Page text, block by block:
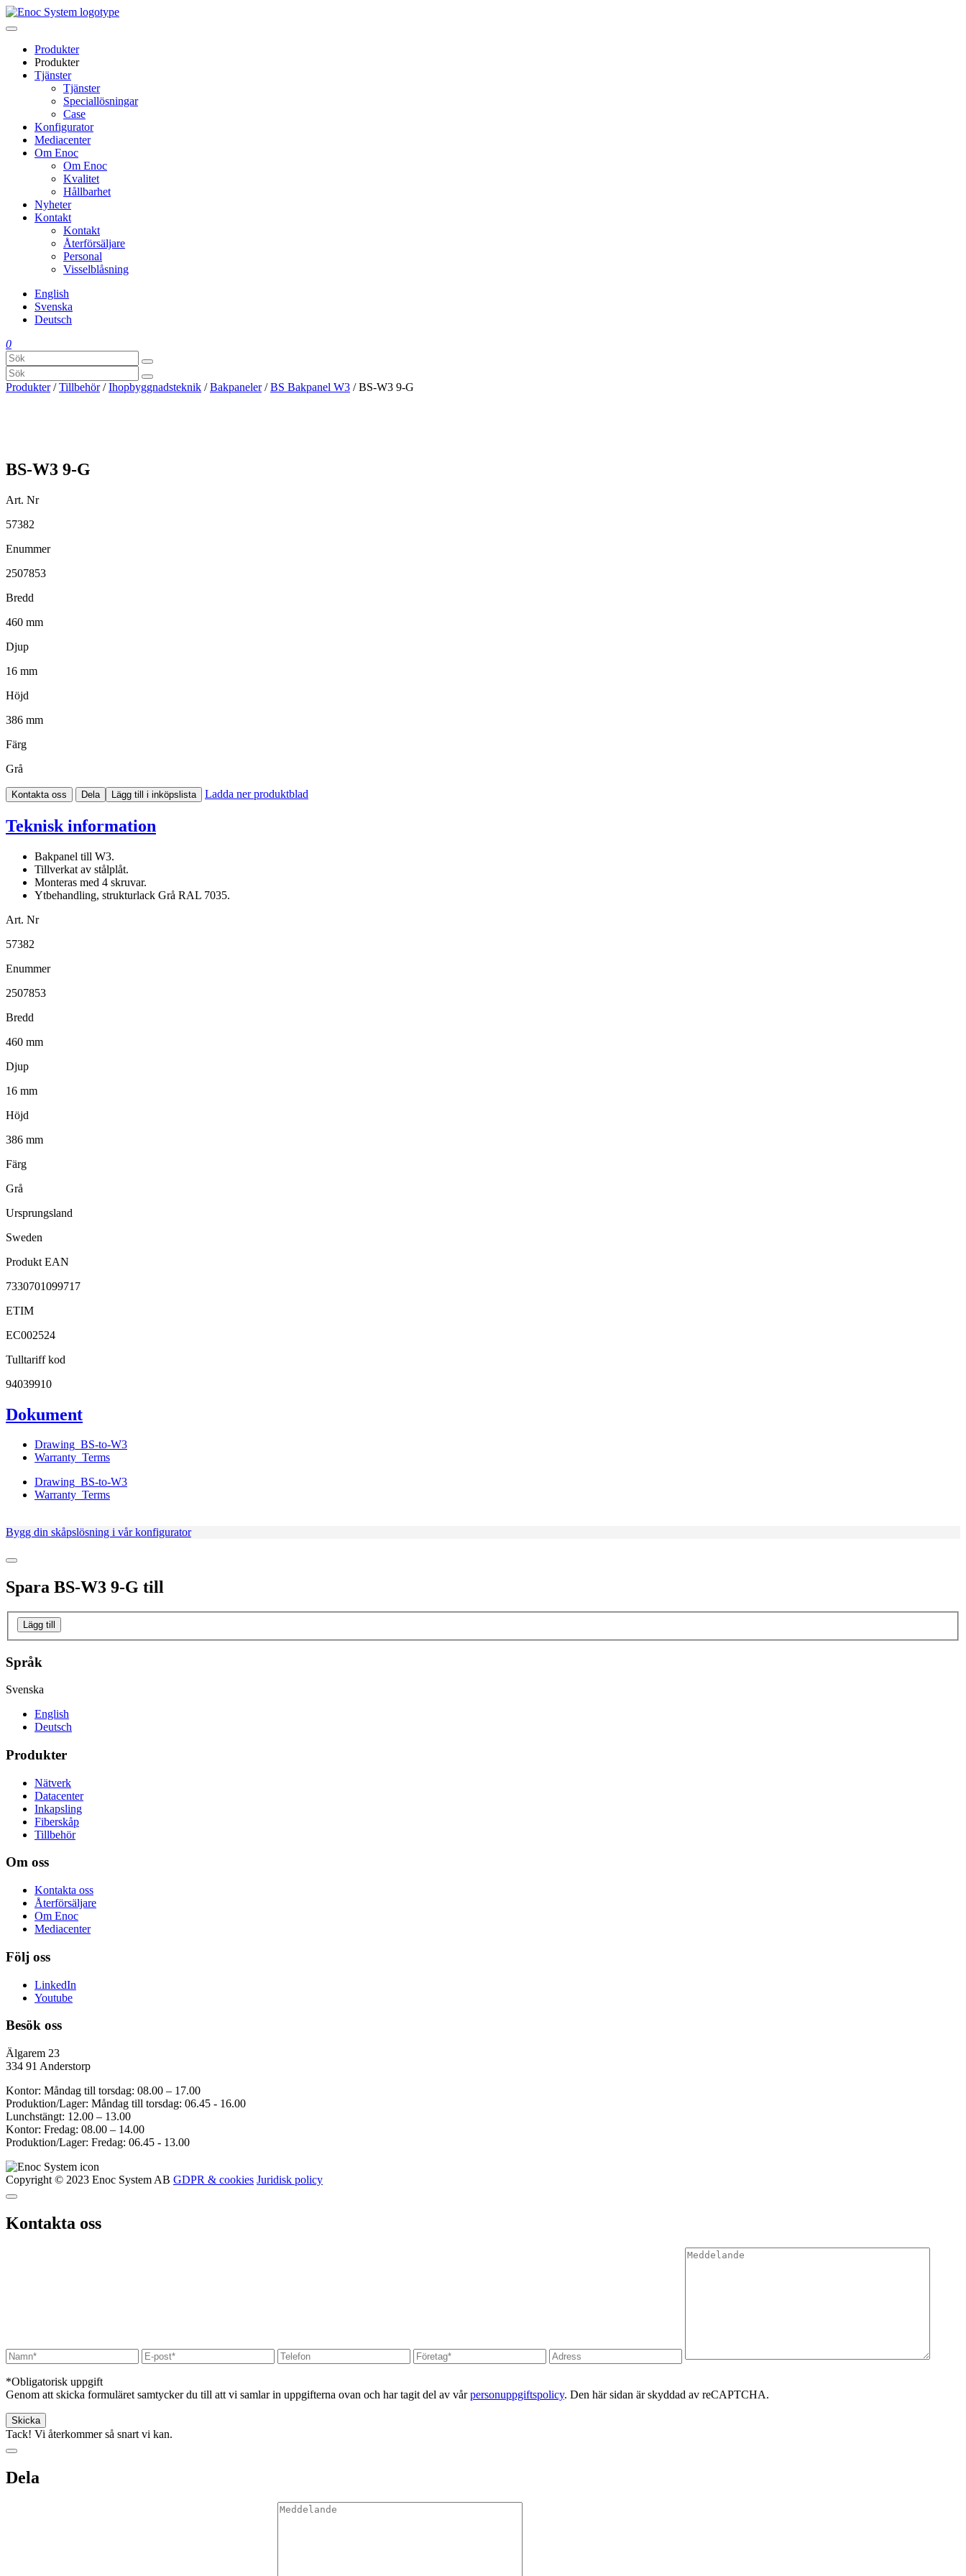
Skip
to
Produkter
Produkter
Tjänster
Tjänster
Speciallösningar
Case
Konfigurator
Mediacenter
Om Enoc
Om Enoc
Kvalitet
Hållbarhet
Nyheter
Kontakt
Kontakt
Återförsäljare
Personal
Visselblåsning
English
Svenska
Deutsch
0
Produkter/Tillbehör/Ihopbyggnadsteknik /Bakpaneler/BS Bakpanel W3 / BS-W3 9-G
BS-W3 9-G
Art. Nr
57382
Enummer
2507853
Bredd
460 mm
Djup
16 mm
Höjd
386 mm
Färg
Grå
Kontakta oss Dela Lägg till i inköpslista Ladda ner produktblad
Teknisk information
Bakpanel till W3.
Tillverkat av stålplåt.
Monteras med 4 skruvar.
Ytbehandling, strukturlack Grå RAL 7035.
Art. Nr
57382
Enummer
2507853
Bredd
460 mm
Djup
16 mm
Höjd
386 mm
Färg
Grå
Ursprungsland
Sweden
Produkt EAN
7330701099717
ETIM
EC002524
Tulltariff kod
94039910
Dokument
Drawing_BS-to-W3
Warranty_Terms
Drawing_BS-to-W3
Warranty_Terms
Bygg din skåpslösning i vår konfigurator
Spara BS-W3 9-G till
Lägg till
Språk
Svenska
English
Deutsch
Produkter
Nätverk
Datacenter
Inkapsling
Fiberskåp
Tillbehör
Om oss
Kontakta oss
Återförsäljare
Om Enoc
Mediacenter
Följ oss
LinkedIn
Youtube
Besök oss
Älgarem 23
334 91 Anderstorp
Kontor: Måndag till torsdag: 08.00 – 17.00
Produktion/Lager: Måndag till torsdag: 06.45 - 16.00
Lunchstängt: 12.00 – 13.00
Kontor: Fredag: 08.00 – 14.00
Produktion/Lager: Fredag: 06.45 - 13.00
Copyright © 2023 Enoc System AB GDPR & cookies Juridisk policy
Kontakta oss
*Obligatorisk uppgift
Genom att skicka formuläret samtycker du till att vi samlar in uppgifterna ovan och har tagit del av vårpersonuppgiftspolicy. Den här sidan är skyddad av reCAPTCHA.
Tack! Vi återkommer så snart vi kan.
Dela